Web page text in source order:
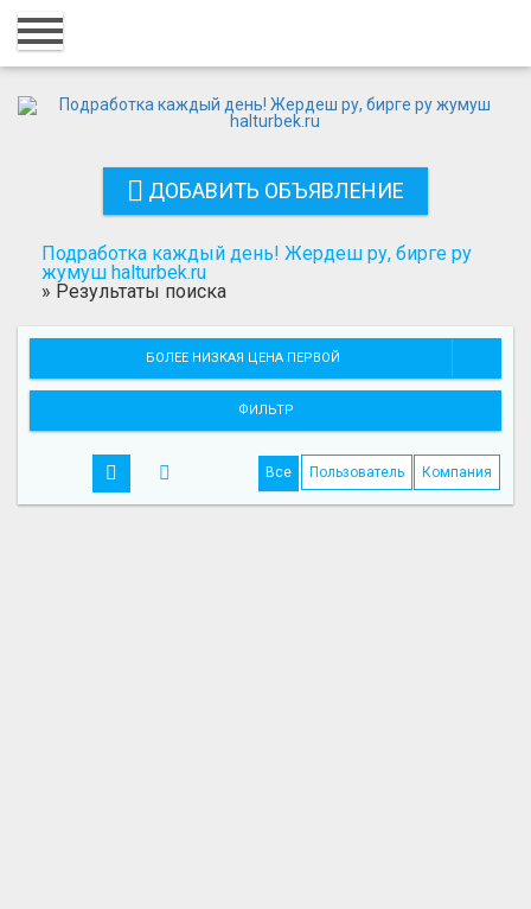
Главная
Добавить объявление
Поиск
ДОБАВИТЬ ОБЪЯВЛЕНИЕ
Подработка каждый день! Жердеш ру, бирге ру
жумуш halturbek.ru
» Результаты поиска
БОЛЕЕ НИЗКАЯ ЦЕНА ПЕРВОЙ
ФИЛЬТР
Все Пользователь Компания